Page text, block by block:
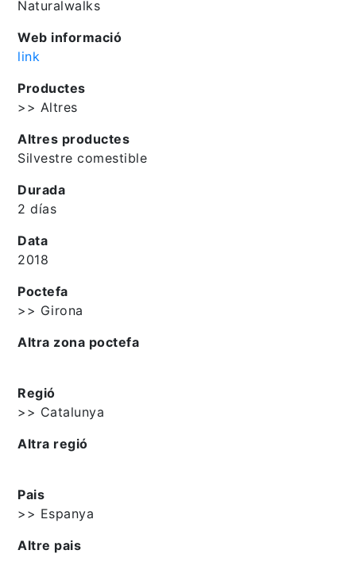
Naturalwalks
Web informació
link
Productes
>> Altres
Altres productes
Silvestre comestible
Durada
2 días
Data
2018
Poctefa
>> Girona
Altra zona poctefa
Regió
>> Catalunya
Altra regió
Pais
>> Espanya
Altre pais